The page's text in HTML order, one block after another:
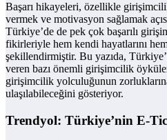
Başarı hikayeleri, özellikle
vermek ve motivasyon sağlamak
Türkiye’de de pek çok başarılı
fikirleriyle hem kendi hayatlarını
şekillendirmiştir. Bu yazıda,
veren bazı önemli girişimcilik
girişimcilik yolculuğunun
ulaşılabileceğini gösteriyor.
Trendyol: Türkiye’nin E-